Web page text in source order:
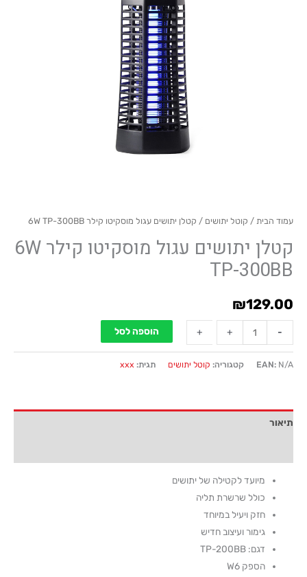
עמוד הבית / קוטל יתושים / קטלן יתושים עגול מוסקיטו קילר 6W TP-300BB
קטלן יתושים עגול מוסקיטו קילר 6W
TP-300BB
₪129.00
-
-
+
+ הוספה לסל
EAN: N/A קטגוריה: קוטל יתושים תגית: xxx
תיאור
מיועד לקטילה של יתושים
כולל שרשרת תליה
חזק ויעיל במיוחד
גימור ועיצוב חדיש
דגם: TP-200BB
הספק W6